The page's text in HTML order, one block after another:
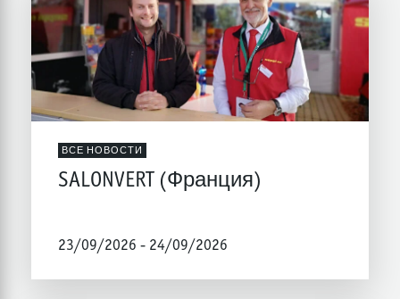
ВСЕ НОВОСТИ
SALONVERT (Франция)
23/09/2026 - 24/09/2026